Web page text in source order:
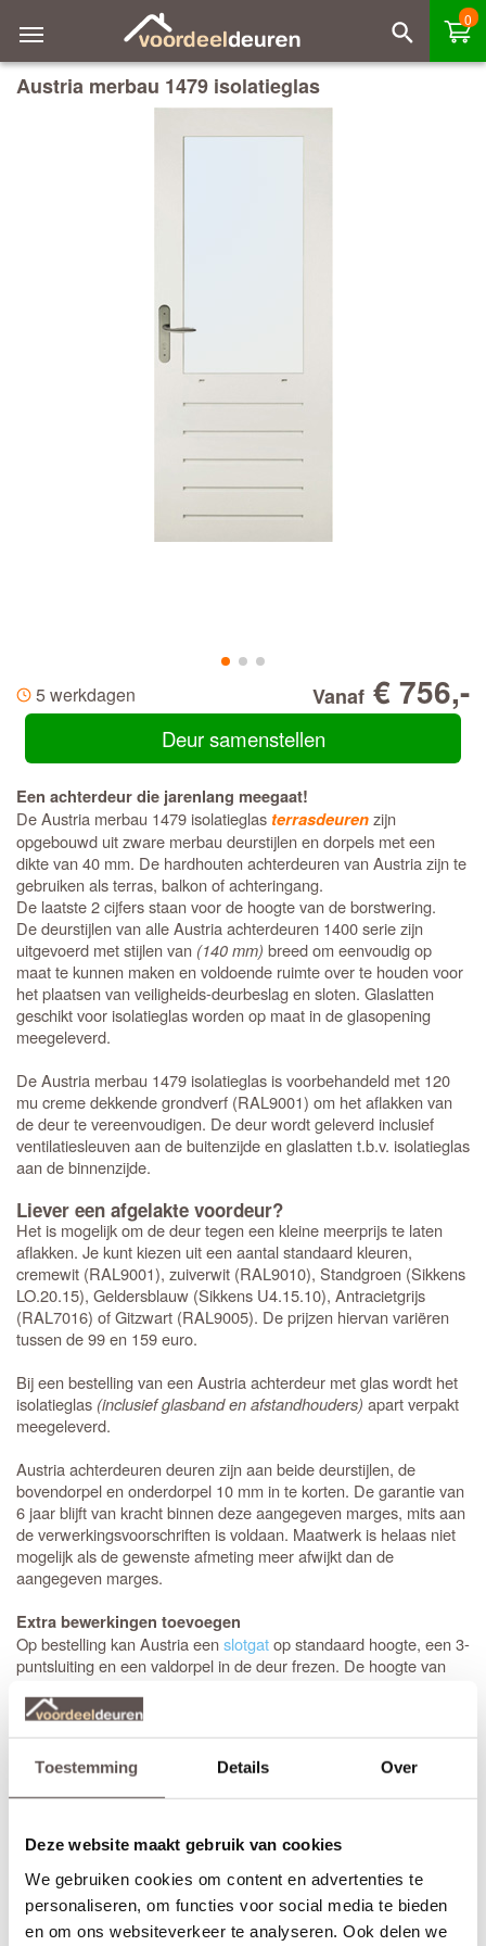
Toestemming Details Over
Deze website maakt gebruik van cookies
We gebruiken cookies om content en advertenties te
personaliseren, om functies voor social media te bieden
en om ons websiteverkeer te analyseren. Ook delen we
0
Austria merbau 1479 isolatieglas
5 werkdagen Vanaf € 756,-
Deur samenstellen
Een achterdeur die jarenlang meegaat!
De Austria merbau 1479 isolatieglas terrasdeurenzijn
opgebouwd uit zware merbau deurstijlen en dorpels met een
dikte van 40 mm. De hardhouten achterdeuren van Austria zijn te
gebruiken als terras, balkon of achteringang.
De laatste 2 cijfers staan voor de hoogte van de borstwering.
De deurstijlen van alle Austria achterdeuren 1400 serie zijn
uitgevoerd met stijlen van (140 mm) breed om eenvoudig op
maat te kunnen maken en voldoende ruimte over te houden voor
het plaatsen van veiligheids-deurbeslag en sloten. Glaslatten
geschikt voor isolatieglas worden op maat in de glasopening
meegeleverd.
De Austria merbau 1479 isolatieglas is voorbehandeld met 120
mu creme dekkende grondverf (RAL9001) om het aflakken van
de deur te vereenvoudigen. De deur wordt geleverd inclusief
ventilatiesleuven aan de buitenzijde en glaslatten t.b.v. isolatieglas
aan de binnenzijde.
Liever een afgelakte voordeur?
Het is mogelijk om de deur tegen een kleine meerprijs te laten
aflakken. Je kunt kiezen uit een aantal standaard kleuren,
cremewit (RAL9001), zuiverwit (RAL9010), Standgroen (Sikkens
LO.20.15), Geldersblauw (Sikkens U4.15.10), Antracietgrijs
(RAL7016) of Gitzwart (RAL9005). De prijzen hiervan variëren
tussen de 99 en 159 euro.
Bij een bestelling van een Austria achterdeur met glas wordt het
isolatieglas (inclusief glasband en afstandhouders) apart verpakt
meegeleverd.
Austria achterdeuren deuren zijn aan beide deurstijlen, de
bovendorpel en onderdorpel 10 mm in te korten. De garantie van
6 jaar blijft van kracht binnen deze aangegeven marges, mits aan
de verwerkingsvoorschriften is voldaan. Maatwerk is helaas niet
mogelijk als de gewenste afmeting meer afwijkt dan de
aangegeven marges.
Extra bewerkingen toevoegen
Op bestelling kan Austria eenslotgatop standaard hoogte, een 3-
puntsluiting en een valdorpel in de deur frezen. De hoogte van
aangebracht. Dedeurkruk
overzicht.
Geschikt voor buitendeuren waarbij aan de buitenzijde van een
wordt gemonteerd en aan de binnenzijde een
deurkruk. Sleutelbediende sloten worden meestal geplaatst op
eenvoordeur. De infrezing in de deur wordt beschermd met
grondverf en de 3-puntsluiting gemonteerd.